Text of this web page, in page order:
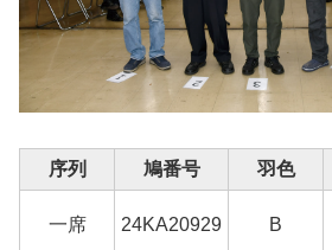
序列 鳩番号 羽色
一席 24KA20929 B